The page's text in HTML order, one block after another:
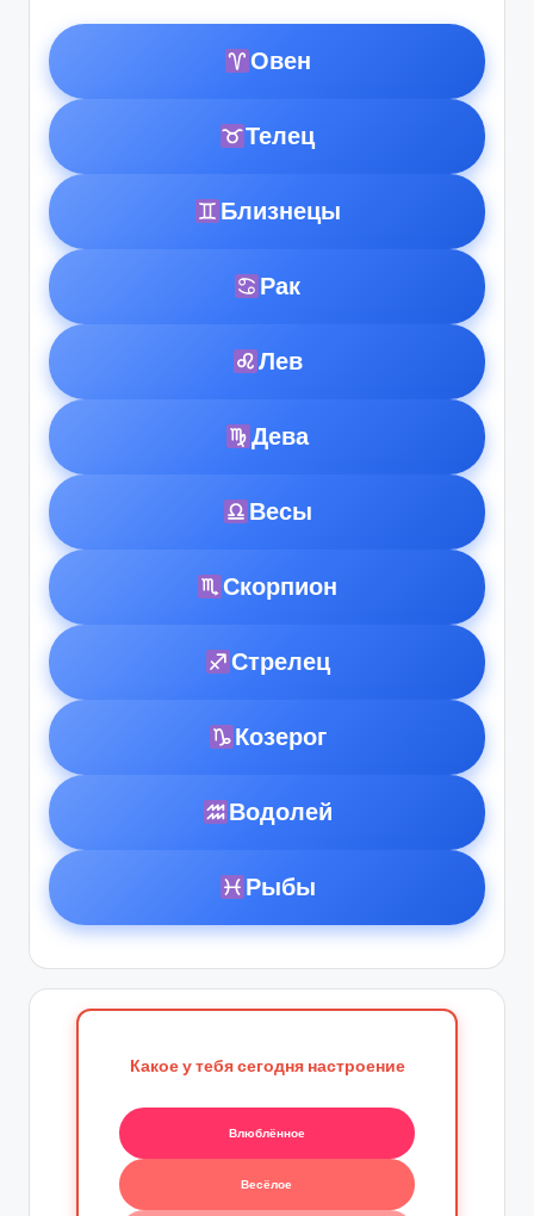
Овен
Телец
Близнецы
Рак
Лев
Дева
Весы
Скорпион
Стрелец
Козерог
Водолей
Рыбы
Какое у тебя сегодня настроение
Влюблённое
Весёлое